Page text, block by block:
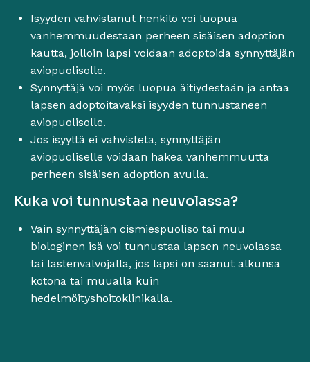
Isyyden vahvistanut henkilö voi luopua
vanhemmuudestaan perheen sisäisen adoption
kautta, jolloin lapsi voidaan adoptoida synnyttäjän
aviopuolisolle.
Synnyttäjä voi myös luopua äitiydestään ja antaa
lapsen adoptoitavaksi isyyden tunnustaneen
aviopuolisolle.
Jos isyyttä ei vahvisteta, synnyttäjän
aviopuoliselle voidaan hakea vanhemmuutta
perheen sisäisen adoption avulla.
Kuka voi tunnustaa neuvolassa?
Vain synnyttäjän cismiespuoliso tai muu
biologinen isä voi tunnustaa lapsen neuvolassa
tai lastenvalvojalla, jos lapsi on saanut alkunsa
kotona tai muualla kuin
hedelmöityshoitoklinikalla.